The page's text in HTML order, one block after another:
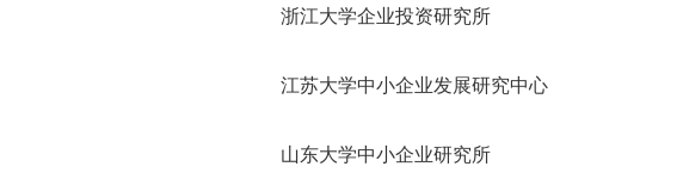
浙江大学企业投资研究所
江苏大学中小企业发展研究中心
山东大学中小企业研究所